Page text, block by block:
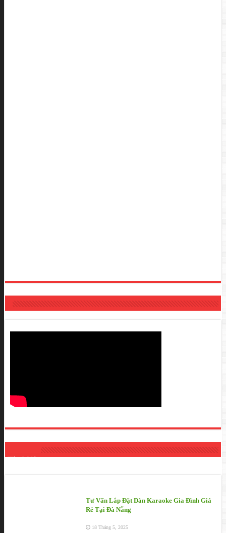
Tin Mới
Tư Vấn Lắp Đặt Dàn Karaoke Gia Đình Giá
Rẻ Tại Đà Nẵng
18 Tháng 5, 2025